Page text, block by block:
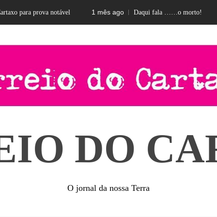
prova notável 1 mês ago Daqui fala ……o morto! 2
DO
O jornal da nossa Terra